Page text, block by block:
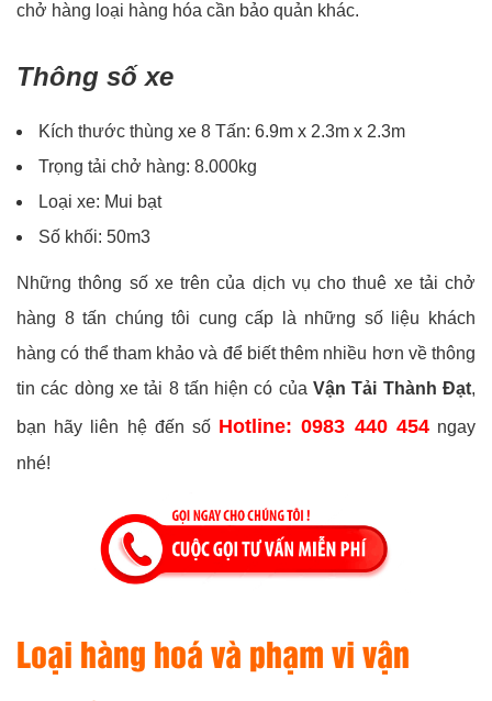
chở hàng loại hàng hóa cần bảo quản khác.
Thông số xe
Kích thước thùng xe 8 Tấn: 6.9m x 2.3m x 2.3m
Trọng tải chở hàng: 8.000kg
Loại xe: Mui bạt
Số khối: 50m3
Những thông số xe trên của dịch vụ cho thuê xe tải chở
hàng 8 tấn chúng tôi cung cấp là những số liệu khách
hàng có thể tham khảo và để biết thêm nhiều hơn về thông
tin các dòng xe tải 8 tấn hiện có củaVận Tải Thành Đạt,
bạn hãy liên hệ đến số Hotline: 0983 440 454ngay
nhé!
Loại hàng hoá và phạm vi vận